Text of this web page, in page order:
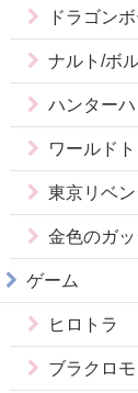
ドラゴン
ナルト/ボ
ハンター
ワールド
東京リベ
金色のガッ
ゲーム
ヒロトラ
ブラクロモ